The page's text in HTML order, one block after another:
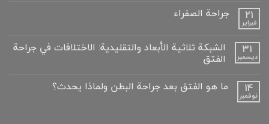
تعليقات
على
جراحة 21
فبراير
جراحة الصفراء
تعليقات
على
جراحة
الصفراء
31
ديسمبر
الشبكة ثلاثية الأبعاد والتقليدية: الاختلافات في جراحة
الفتق
تعليقات 14
نوفمبر
ما هو الفتق بعد جراحة البطن ولماذا يحدث؟